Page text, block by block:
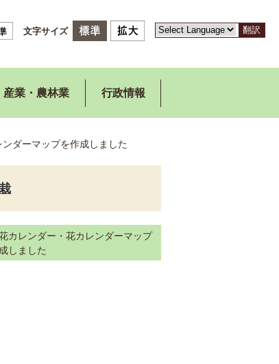
文字サイズ 翻訳
産業・農林業 行政情報
ダーマップを作成しました
カレンダー・花カレンダーマップ
しました